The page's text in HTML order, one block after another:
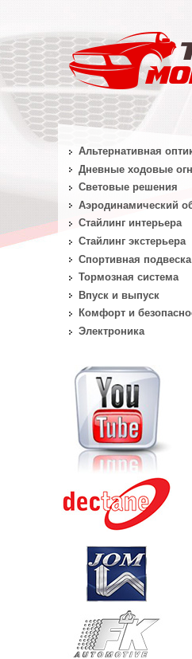
Альтернативная
Дневные ходовые
Световые решения
Аэродинамический
Стайлинг интерьера
Стайлинг экстерьера
Спортивная подвеска
Тормозная система
Впуск и выпуск
Комфорт и
Электроника